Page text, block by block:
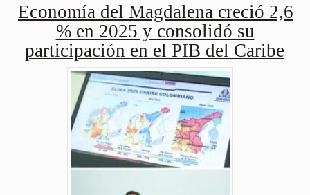
Economía del Magdalena creció 2,6
% en 2025 y consolidó su
participación en el PIB del Caribe